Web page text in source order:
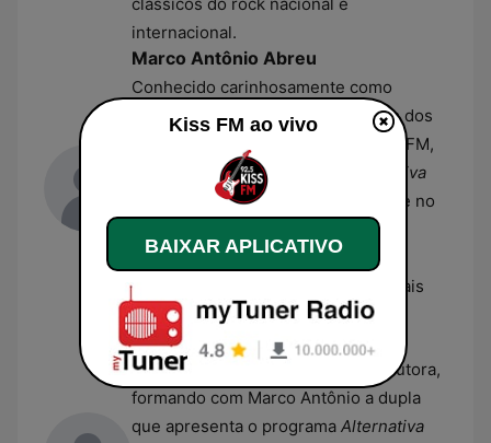
internacional.
Marco Antônio Abreu
Conhecido carinhosamente como
"Titio",Marco Antônio Abreu
é um dos
locutores mais tradicionais da Kiss FM,
onde comanda o programa
Alternativa
. Além de sua atuação marcante no
rádio rock, ele possui uma carreira
sólida como dublador e locutor
comercial, sendo uma das vozes mais
reconhecidas do dial paulistano.
Rosângela Alves
Rosângela Alves
é jornalista e locutora,
formando com Marco Antônio a dupla
que apresenta o programa Alternativa
Kiss FM ao vivo
BAIXAR APLICATIVO